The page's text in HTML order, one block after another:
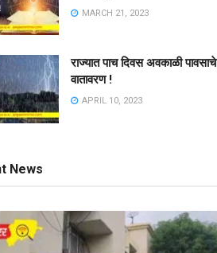
MARCH 21, 2023
राज्यात पाच दिवस अवकाळी पावसाचे
वातावरण !
APRIL 10, 2023
News